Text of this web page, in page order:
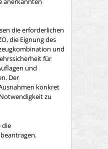
die erforderlichen
die Eignung des
und
für
und
Der
konkret
zu
die